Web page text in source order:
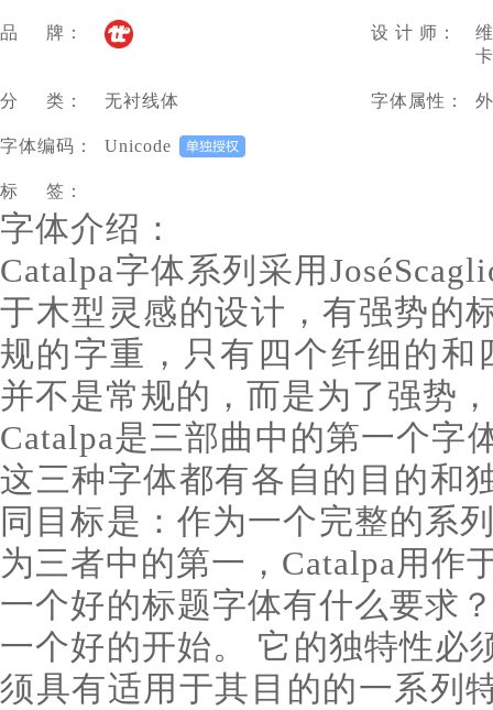
品 牌： 设 计 师：
分 类： 无衬线体 字体属性：
字体编码： Unicode
标 签：
字体介绍：
Catalpa字体系列采用
于木型灵感的设计，有强势的
规的字重，只有四个纤细的和
并不是常规的，而是为了强势
Catalpa是三部曲中的第一个字
这三种字体都有各自的目的和
同目标是：作为一个完整的系
为三者中的第一，Catalpa用作
一个好的标题字体有什么要求
一个好的开始。 它的独特性必
须具有适用于其目的的一系列